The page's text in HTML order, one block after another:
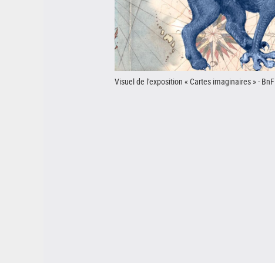
Visuel de l'exposition « Cartes imaginaires » - BnF